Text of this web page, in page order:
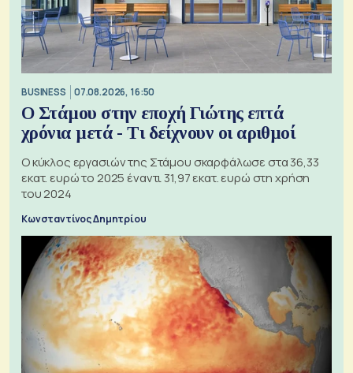
BUSINESS 07.08.2026, 16:50
Ο Στάμου στην εποχή Γιώτης επτά
χρόνια μετά - Τι δείχνουν οι αριθμοί
Ο κύκλος εργασιών της Στάμου σκαρφάλωσε στα 36,33
εκατ. ευρώ το 2025 έναντι 31,97 εκατ. ευρώ στη χρήση
του 2024
Κωνσταντίνος Δημητρίου